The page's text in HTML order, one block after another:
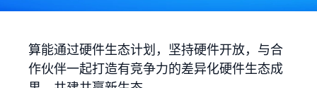
算能通过硬件生态计划，坚持硬件开放，与合
作伙伴一起打造有竞争力的差异化硬件生态成